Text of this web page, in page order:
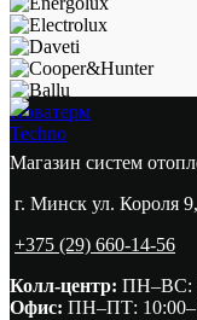
Новатерм
Techno
Магазин систем
г. Минск ул. Короля
+375 (29) 660-14-56
Колл-центр: ПН–ВС:
Офис: ПН–ПТ: